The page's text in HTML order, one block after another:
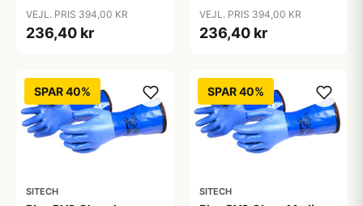
VEJL. PRIS 394,00 KR
236,40 kr
VEJL. PRIS 394,00 KR
236,40 kr
SPAR 40%
SITECH
SPAR 40%
SITECH